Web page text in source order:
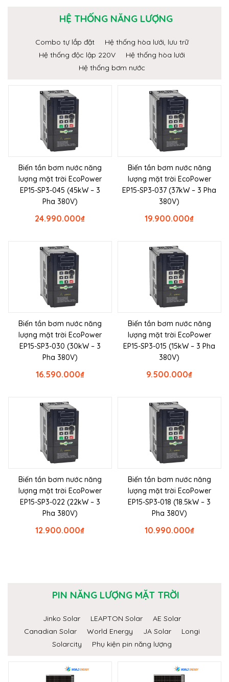
HỆ THỐNG NĂNG LƯỢNG
Combo tự lắp đặt
Hệ thống hòa lưới, lưu trữ
Hệ thống độc lập 220V
Hệ thống hòa lưới
Hệ thống bơm nước
Biến tần bơm nước năng
lượng mặt trời EcoPower
EP15-SP3-045 (45kW – 3
Pha 380V)
₫
24.990.000
Biến tần bơm nước năng
lượng mặt trời EcoPower
EP15-SP3-037 (37kW – 3 Pha
380V)
₫
19.900.000
Biến tần bơm nước năng
lượng mặt trời EcoPower
EP15-SP3-030 (30kW – 3
Pha 380V)
₫
16.590.000
Biến tần bơm nước năng
lượng mặt trời EcoPower
EP15-SP3-015 (15kW – 3 Pha
380V)
₫
9.500.000
Biến tần bơm nước năng
lượng mặt trời EcoPower
EP15-SP3-022 (22kW – 3
Pha 380V)
₫
12.900.000
Biến tần bơm nước năng
lượng mặt trời EcoPower
EP15-SP3-018 (18.5kW – 3
Pha 380V)
₫
10.990.000
PIN NĂNG LƯỢNG MẶT TRỜI
Jinko Solar LEAPTON Solar
AE Solar
Canadian Solar
World Energy JA Solar
Longi
Solarcity
Phụ kiện pin năng lượng